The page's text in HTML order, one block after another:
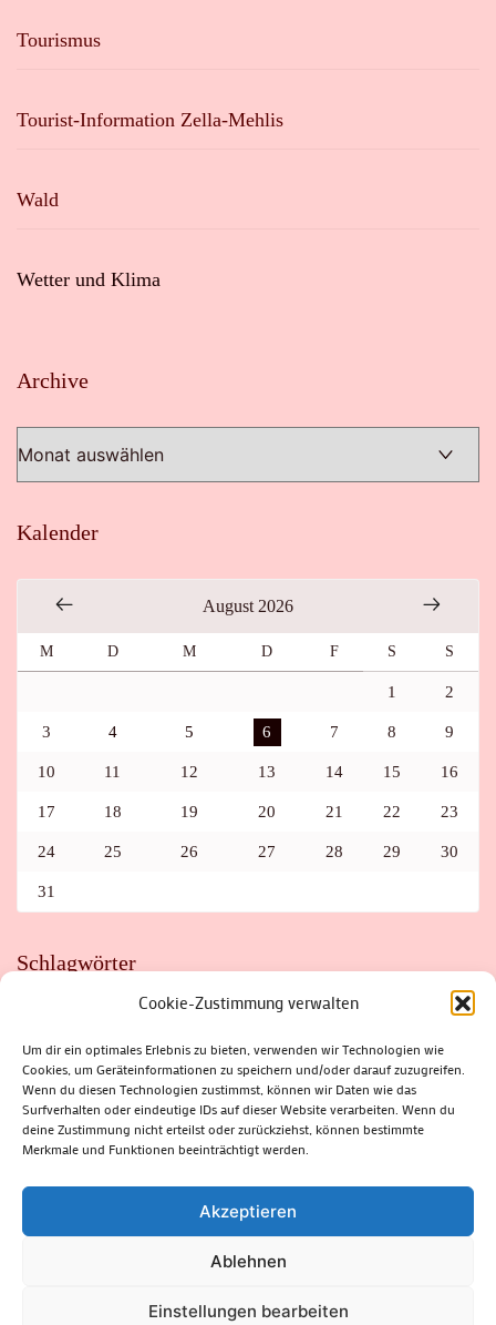
Cookie-Zustimmung verwalten
Um dir ein optimales Erlebnis zu bieten, verwenden wir Technologien wie
Cookies, um Geräteinformationen zu speichern und/oder darauf zuzugreifen.
Wenn du diesen Technologien zustimmst, können wir Daten wie das
Surfverhalten oder eindeutige IDs auf dieser Website verarbeiten. Wenn du
deine Zustimmung nicht erteilst oder zurückziehst, können bestimmte
Merkmale und Funktionen beeinträchtigt werden.
Akzeptieren
Ablehnen
Einstellungen bearbeiten
Tourismus
Tourist-Information Zella-Mehlis
Wald
Wetter und Klima
Archive
Kalender
August 2026
M D M D F S S
1 2
3 4 5 6 7 8 9
10 11 12 13 14 15 16
17 18 19 20 21 22 23
24 25 26 27 28 29 30
31
Schlagwörter
FAHRRAD
FLOHMARKT FOLK GEWINNSPIEL
HITZE
HITZEFALLE AUTO
IRISH DANCE JAZZ
KABARETT
KINDER
KIRMES KLASSIK
KLEINE SUHLER REIHE
KRIMI
KULTUR LESUNG LOTTO
MEININGEN
PARASITEN
PILZE SCHLEUSINGEN
SCHULWEG
SOMMERFERIEN
SPORT SRH
STADTFEST
STADTMARKETING
STRASSENSPERRUNG
SUHL
SUHLER FRÜHLING
SUHLER STADTMARKETING
THÜRINGER WALD
ZELLA-MEHLIS
(c) Rhön-Rennsteig-Verlag 2024. Alle Rechte vorbehalten.